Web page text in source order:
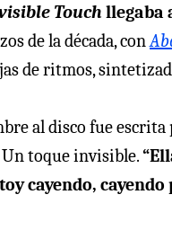
Touchllegaba
de la década, con
de ritmos,
al disco fue
toque invisible.
cayendo, cayendo